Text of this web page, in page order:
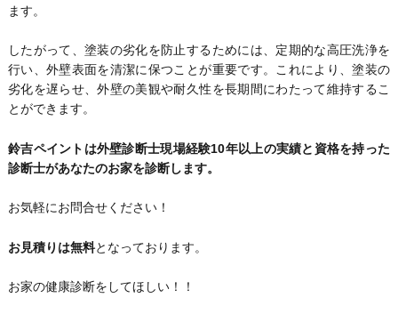
ます。
したがって、塗装の劣化を防止するためには、定期的な高圧洗浄を
行い、外壁表面を清潔に保つことが重要です。これにより、塗装の
劣化を遅らせ、外壁の美観や耐久性を長期間にわたって維持するこ
とができます。
鈴吉ペイントは外壁診断士現場経験10年以上の実績と資格を持った
診断士があなたのお家を診断します。
お気軽にお問合せください！
お見積りは無料となっております。
お家の健康診断をしてほしい！！